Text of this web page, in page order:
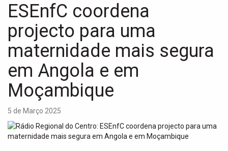
v
n
ESEnfC coordena
projecto para uma
maternidade mais segura
em Angola e em
Moçambique
5 de Março 2025